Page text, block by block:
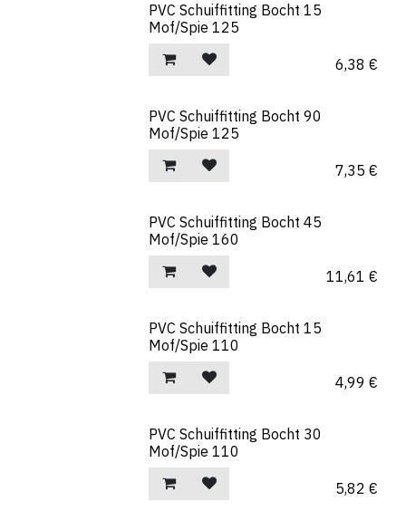
PVC Schuiffitting Bocht 15
Mof/Spie 125
6,38 €
PVC Schuiffitting Bocht 90
Mof/Spie 125
7,35 €
PVC Schuiffitting Bocht 45
Mof/Spie 160
11,61 €
PVC Schuiffitting Bocht 15
Mof/Spie 110
4,99 €
PVC Schuiffitting Bocht 30
Mof/Spie 110
5,82 €